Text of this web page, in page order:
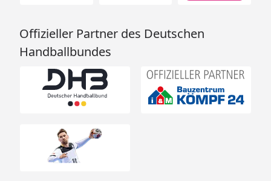
Offizieller Partner des Deutschen
Handballbundes